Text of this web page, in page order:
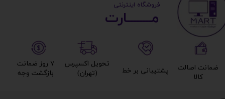
مــــــــارت​​​​​​
​ ​فروشگاه اینترنتی
۷ روز ضمانت
بازگشت وجه​​​​​​​
تحویل اکسپرس
(تهران)​​​​​​​
پشتیبانی بر خط​​​​​​​
ضمانت اصالت
کالا​​​​​​​